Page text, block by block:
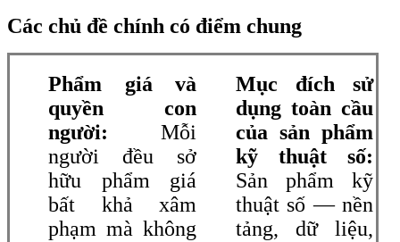
Các chủ đề chính có điểm chung
Phẩm giá và
quyền con
người: Mỗi
người đều sở
hữu phẩm giá
bất khả xâm
phạm mà không
Mục đích sử
dụng toàn cầu
của sản phẩm
kỹ thuật số:
Sản phẩm kỹ
thuật số — nền
tảng, dữ liệu,